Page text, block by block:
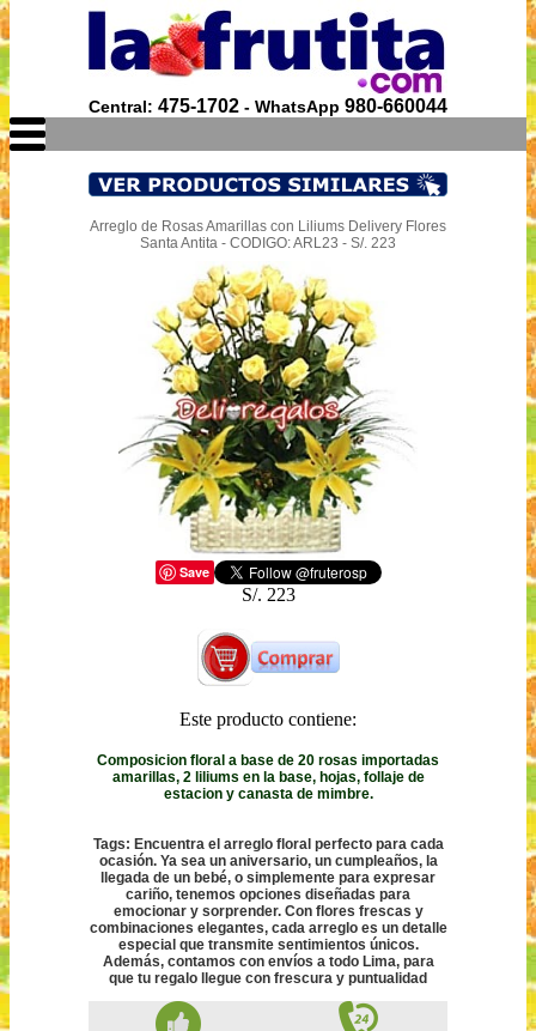
Central: 475-1702 - WhatsApp 980-660044
Arreglo de Rosas Amarillas con Liliums Delivery Flores
Santa Antita - CODIGO: ARL23 - S/. 223
Save
S/. 223
Este producto contiene:
Composicion floral a base de 20 rosas importadas
amarillas, 2 liliums en la base, hojas, follaje de
estacion y canasta de mimbre.
Tags: Encuentra el arreglo floral perfecto para cada
ocasión. Ya sea un aniversario, un cumpleaños, la
llegada de un bebé, o simplemente para expresar
cariño, tenemos opciones diseñadas para
emocionar y sorprender. Con flores frescas y
combinaciones elegantes, cada arreglo es un detalle
especial que transmite sentimientos únicos.
Además, contamos con envíos a todo Lima, para
que tu regalo llegue con frescura y puntualidad